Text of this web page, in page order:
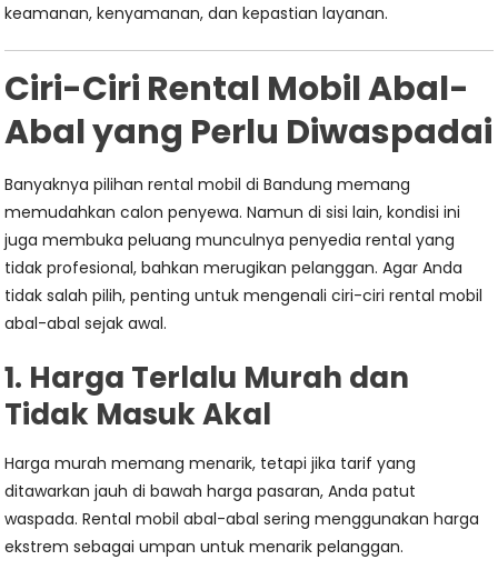
keamanan, kenyamanan, dan kepastian layanan.
Ciri-Ciri Rental Mobil Abal-
Abal yang Perlu Diwaspadai
Banyaknya pilihan rental mobil di Bandung memang
memudahkan calon penyewa. Namun di sisi lain, kondisi ini
juga membuka peluang munculnya penyedia rental yang
tidak profesional, bahkan merugikan pelanggan. Agar Anda
tidak salah pilih, penting untuk mengenali ciri-ciri rental mobil
abal-abal sejak awal.
1. Harga Terlalu Murah dan
Tidak Masuk Akal
Harga murah memang menarik, tetapi jika tarif yang
ditawarkan jauh di bawah harga pasaran, Anda patut
waspada. Rental mobil abal-abal sering menggunakan harga
ekstrem sebagai umpan untuk menarik pelanggan.